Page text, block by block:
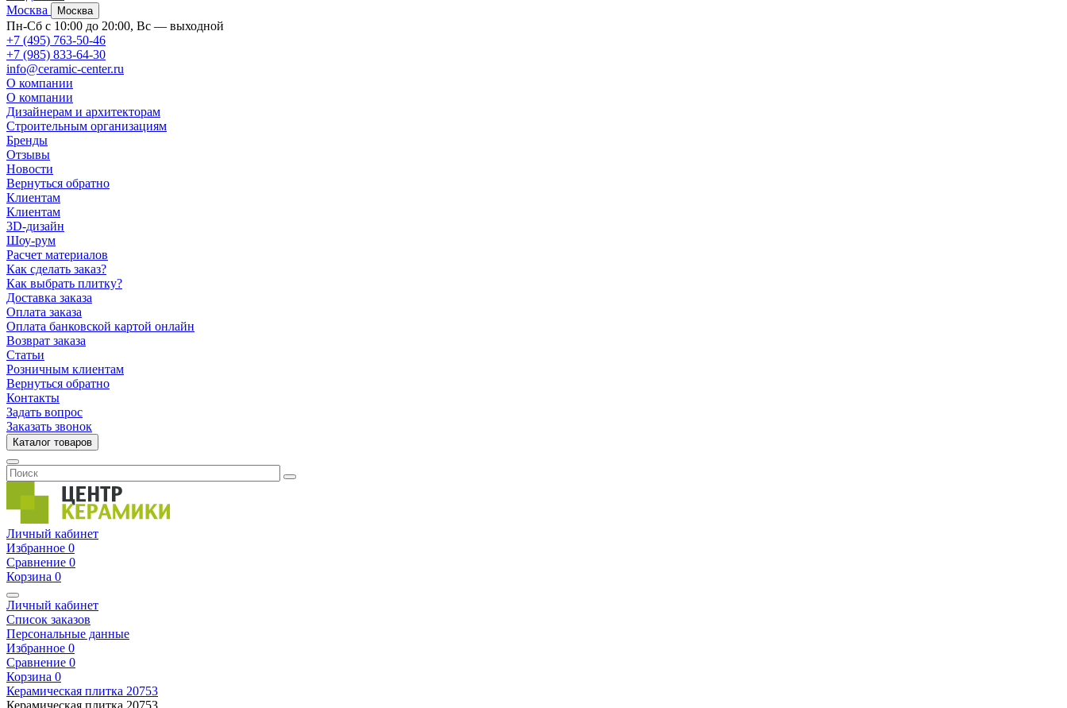
Москва
Москва
Пн-Сб с 10:00 до 20:00, Вс — выходной
+7 (495) 763-50-46
+7 (985) 833-64-30
info@ceramic-center.ru
О компании
О компании
Дизайнерам и архитекторам
Строительным организациям
Бренды
Отзывы
Новости
Вернуться обратно
Клиентам
Клиентам
3D-дизайн
Шоу-рум
Расчет материалов
Как сделать заказ?
Как выбрать плитку?
Доставка заказа
Оплата заказа
Оплата банковской картой онлайн
Возврат заказа
Статьи
Розничным клиентам
Вернуться обратно
Контакты
Задать вопрос
Заказать звонок
Каталог товаров
Личный кабинет
Избранное 0
Сравнение 0
Корзина 0
Личный кабинет
Список заказов
Персональные данные
Избранное 0
Сравнение 0
Корзина 0
Керамическая плитка 20753
Керамическая плитка 20753